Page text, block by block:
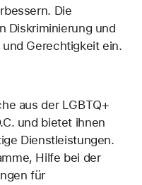
Die
Diskriminierung und
Gerechtigkeit ein.
aus der LGBTQ+
und bietet ihnen
Dienstleistungen.
Hilfe bei der
für